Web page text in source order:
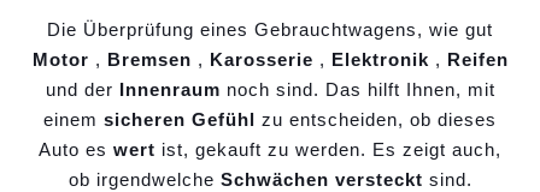
Die Überprüfung eines Gebrauchtwagens, wie gut
Motor , Bremsen , Karosserie , Elektronik , Reifen
und der Innenraum noch sind. Das hilft Ihnen, mit
einem sicheren Gefühl zu entscheiden, ob dieses
Auto es wert ist, gekauft zu werden. Es zeigt auch,
ob irgendwelche Schwächen versteckt sind.